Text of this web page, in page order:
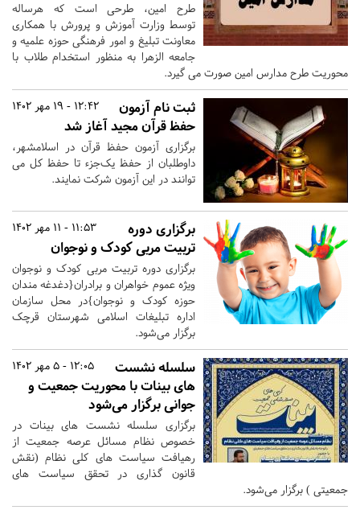
طرح امین، طرحی است که هرساله
توسط وزارت آموزش و پرورش با همکاری
معاونت تبلیغ و امور فرهنگی حوزه علمیه و
جامعه الزهرا به منظور استخدام طلاب با
محوریت طرح مدارس امین صورت می گیرد.
12:42 - 19 مهر 1402
ثبت نام آزمون
حفظ قرآن مجید آغاز شد
برگزاری آزمون حفظ قرآن در اسلامشهر،
داوطلبان از حفظ یک‌جزء تا حفظ کل می
توانند در این آزمون شرکت نمایند.
11:53 - 11 مهر 1402
برگزاری دوره
تربیت مربی کودک و نوجوان
برگزاری دوره تربیت مربی کودک و نوجوان
ویژه عموم خواهران و برادران{دغدغه مندان
حوزه کودک و نوجوان}در محل سازمان
اداره تبلیغات اسلامی شهرستان قرچک
برگزار می‌شود.
12:05 - 5 مهر 1402
سلسله نشست
های بینات با محوریت جمعیت و
جوانی برگزار می‌شود
برگزاری سلسله نشست های بینات در
خصوص نظام مسائل عرصه جمعیت از
رهیافت سیاست های کلی نظام (نقش
قانون گذاری در تحقق سیاست های
جمعیتی ) برگزار می‌شود.